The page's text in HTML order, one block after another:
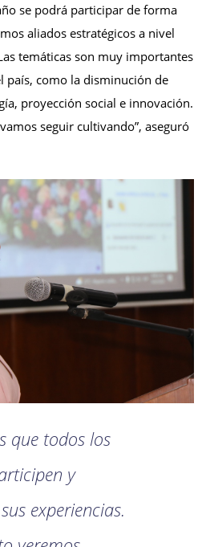
se podrá participar de forma
aliados estratégicos a nivel
temáticas son muy importantes
país, como la disminución de
proyección social e innovación.
seguir cultivando”, aseguró
que todos los
y
experiencias.